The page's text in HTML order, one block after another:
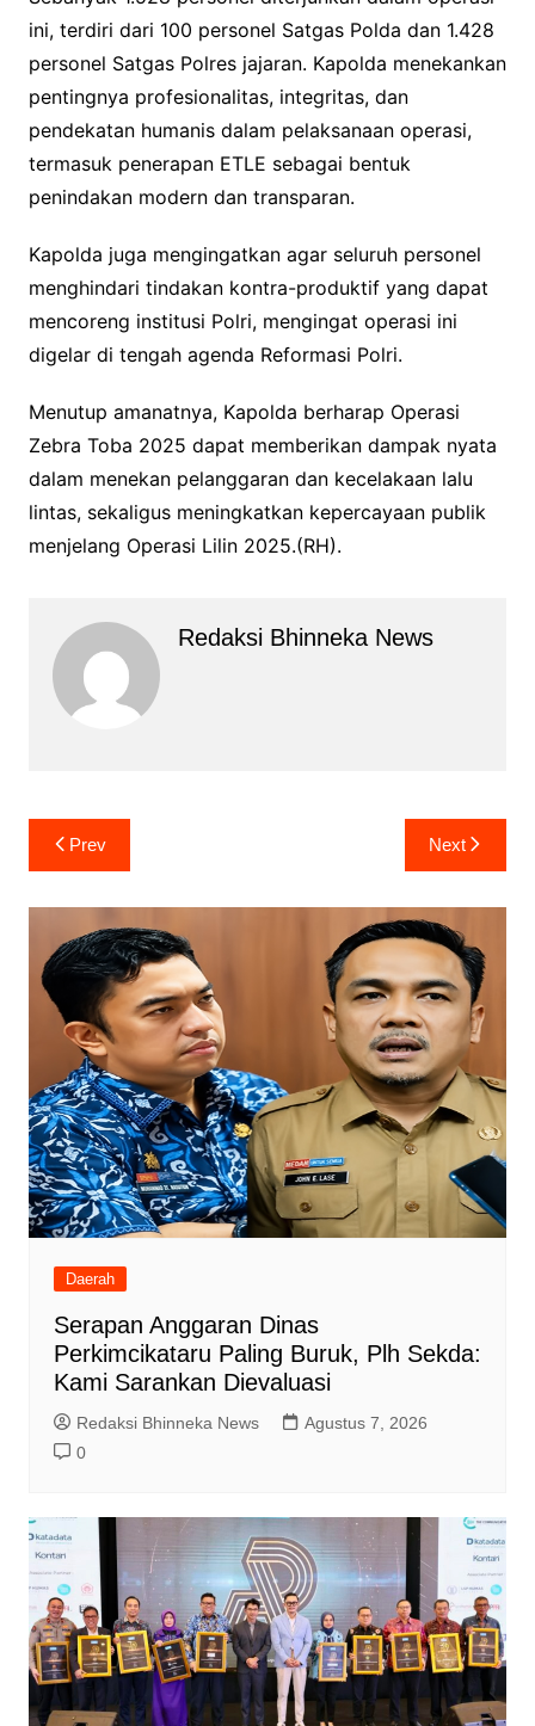
ini, terdiri dari 100 personel Satgas Polda dan 1.428
personel Satgas Polres jajaran. Kapolda menekankan
pentingnya profesionalitas, integritas, dan
pendekatan humanis dalam pelaksanaan operasi,
termasuk penerapan ETLE sebagai bentuk
penindakan modern dan transparan.
Kapolda juga mengingatkan agar seluruh personel
menghindari tindakan kontra-produktif yang dapat
mencoreng institusi Polri, mengingat operasi ini
digelar di tengah agenda Reformasi Polri.
Menutup amanatnya, Kapolda berharap Operasi
Zebra Toba 2025 dapat memberikan dampak nyata
dalam menekan pelanggaran dan kecelakaan lalu
lintas, sekaligus meningkatkan kepercayaan publik
menjelang Operasi Lilin 2025.(RH).
Redaksi Bhinneka News
Navigasi
pos
Prev Next
Daerah
Serapan Anggaran Dinas
Perkimcikataru Paling Buruk, Plh Sekda:
Kami Sarankan Dievaluasi
Redaksi Bhinneka News
Agustus 7, 2026
0